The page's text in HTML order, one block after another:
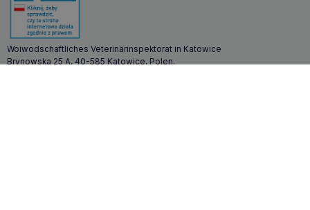
Interessante Fakten über EPA- und DHA-
Säuren
EPA- und DHA-Säurensind für die Erhaltung der
Woiwodschaftliches Veterinärinspektorat in Katowice
Brynowska 25 A, 40-585 Katowice, Polen.